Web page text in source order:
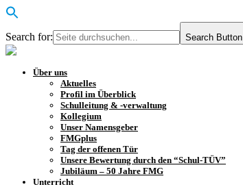
Search for: Search Button
Über uns
Aktuelles
Profil im Überblick
Schulleitung & -verwaltung
Kollegium
Unser Namensgeber
FMGplus
Tag der offenen Tür
Unsere Bewertung durch den “Schul-TÜV”
Jubiläum – 50 Jahre FMG
Unterricht